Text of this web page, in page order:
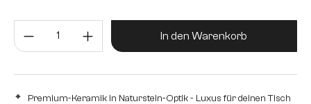
Produkt Anzahl: Gib den
In den Warenkorb
Premium-Keramik in Naturstein-Optik - Luxus für deinen Tisch